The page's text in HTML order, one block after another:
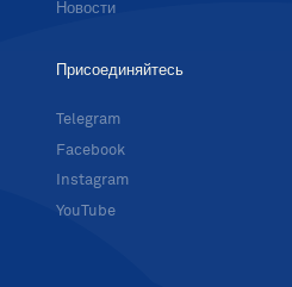
Новости
Присоединяйтесь
Telegram
Facebook
Instagram
YouTube